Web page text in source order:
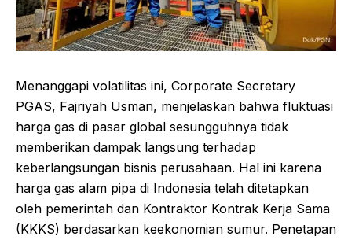
Menanggapi volatilitas ini, Corporate Secretary
PGAS, Fajriyah Usman, menjelaskan bahwa fluktuasi
harga gas di pasar global sesungguhnya tidak
memberikan dampak langsung terhadap
keberlangsungan bisnis perusahaan. Hal ini karena
harga gas alam pipa di Indonesia telah ditetapkan
oleh pemerintah dan Kontraktor Kontrak Kerja Sama
(KKKS) berdasarkan keekonomian sumur. Penetapan